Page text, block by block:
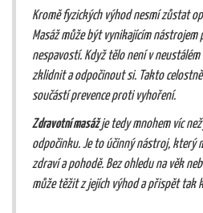
Kromě fyzických výhod nesmí zůstat
Masáž může být vynikajícím
nespavostí. Když tělo není v
zklidnit a odpočinout si. Takto
součástí prevence proti vyhoření.
Zdravotní masážje tedy mnohem víc
odpočinku. Je to účinný nástroj, který
zdraví a pohodě. Bez ohledu na věk
může těžit z jejích výhod a přispět tak